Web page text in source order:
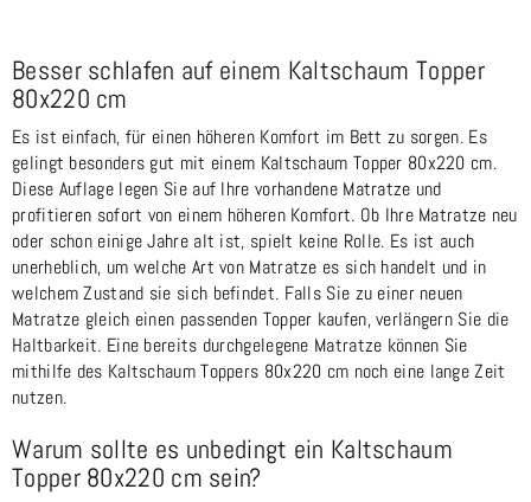
Besser schlafen auf einem Kaltschaum Topper
80x220 cm
Es ist einfach, für einen höheren Komfort im Bett zu sorgen. Es
gelingt besonders gut mit einem Kaltschaum Topper 80x220 cm.
Diese Auflage legen Sie auf Ihre vorhandene Matratze und
profitieren sofort von einem höheren Komfort. Ob Ihre Matratze neu
oder schon einige Jahre alt ist, spielt keine Rolle. Es ist auch
unerheblich, um welche Art von Matratze es sich handelt und in
welchem Zustand sie sich befindet. Falls Sie zu einer neuen
Matratze gleich einen passenden Topper kaufen, verlängern Sie die
Haltbarkeit. Eine bereits durchgelegene Matratze können Sie
mithilfe des Kaltschaum Toppers 80x220 cm noch eine lange Zeit
nutzen.
Warum sollte es unbedingt ein Kaltschaum
Topper 80x220 cm sein?